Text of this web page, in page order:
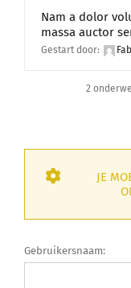
Nam a dolor
massa auctor
Gestart door:
2
JE
Gebruikersnaam: